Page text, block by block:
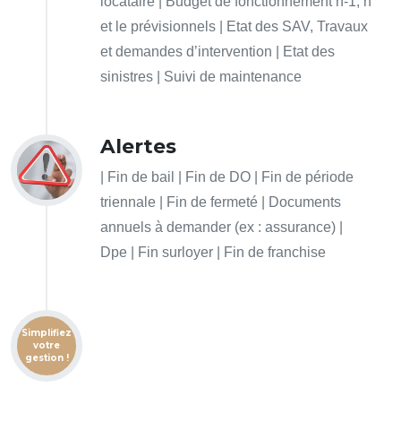
et le prévisionnels | Etat des SAV, Travaux
et demandes d’intervention | Etat des
sinistres | Suivi de maintenance
Alertes
| Fin de bail | Fin de DO | Fin de période
triennale | Fin de fermeté | Documents
annuels à demander (ex : assurance) |
Dpe | Fin surloyer | Fin de franchise
Simplifiez
votre
gestion !